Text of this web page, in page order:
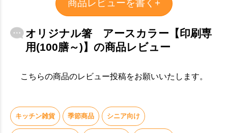
商品レビューを書く+
オリジナル箸 アースカラー【印刷専
用(100膳～)】の商品レビュー
こちらの商品のレビュー投稿をお願いいたします。
キッチン雑貨 季節商品 シニア向け